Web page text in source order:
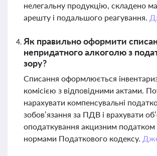
нелегальну продукцію, складено
арешту і подальшого реагування.
Як правильно оформити
непридатного алкоголю з
зору?
Списання оформлюється
комісією з відповідними актами.
нарахувати компенсувальні
зобов’язання за ПДВ і врахувати
оподаткування акцизним податком
нормами Податкового кодексу.